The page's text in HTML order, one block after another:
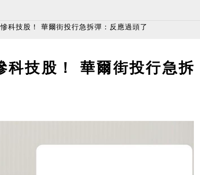
科技股！ 華爾街投行急拆彈：反應過頭了
科技股！ 華爾街投行急拆